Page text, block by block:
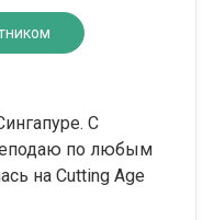
С
по любым
на Cutting Age